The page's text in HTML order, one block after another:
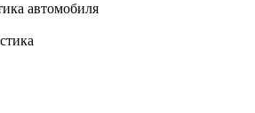
автомобиля